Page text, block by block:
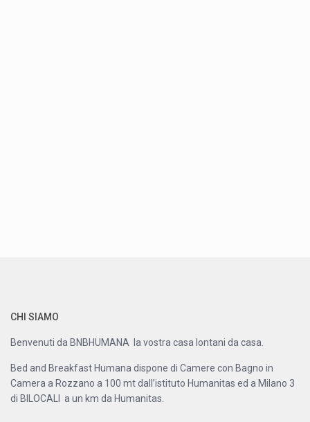
CHI SIAMO
Benvenuti da BNBHUMANA la vostra casa lontani da casa.
Bed and Breakfast Humana dispone di Camere con Bagno in
Camera a Rozzano a 100 mt dall’istituto Humanitas ed a Milano 3
di BILOCALI a un km da Humanitas.